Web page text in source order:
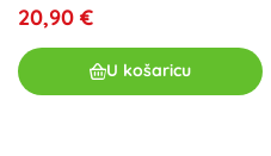
20,90 €
U košaricu